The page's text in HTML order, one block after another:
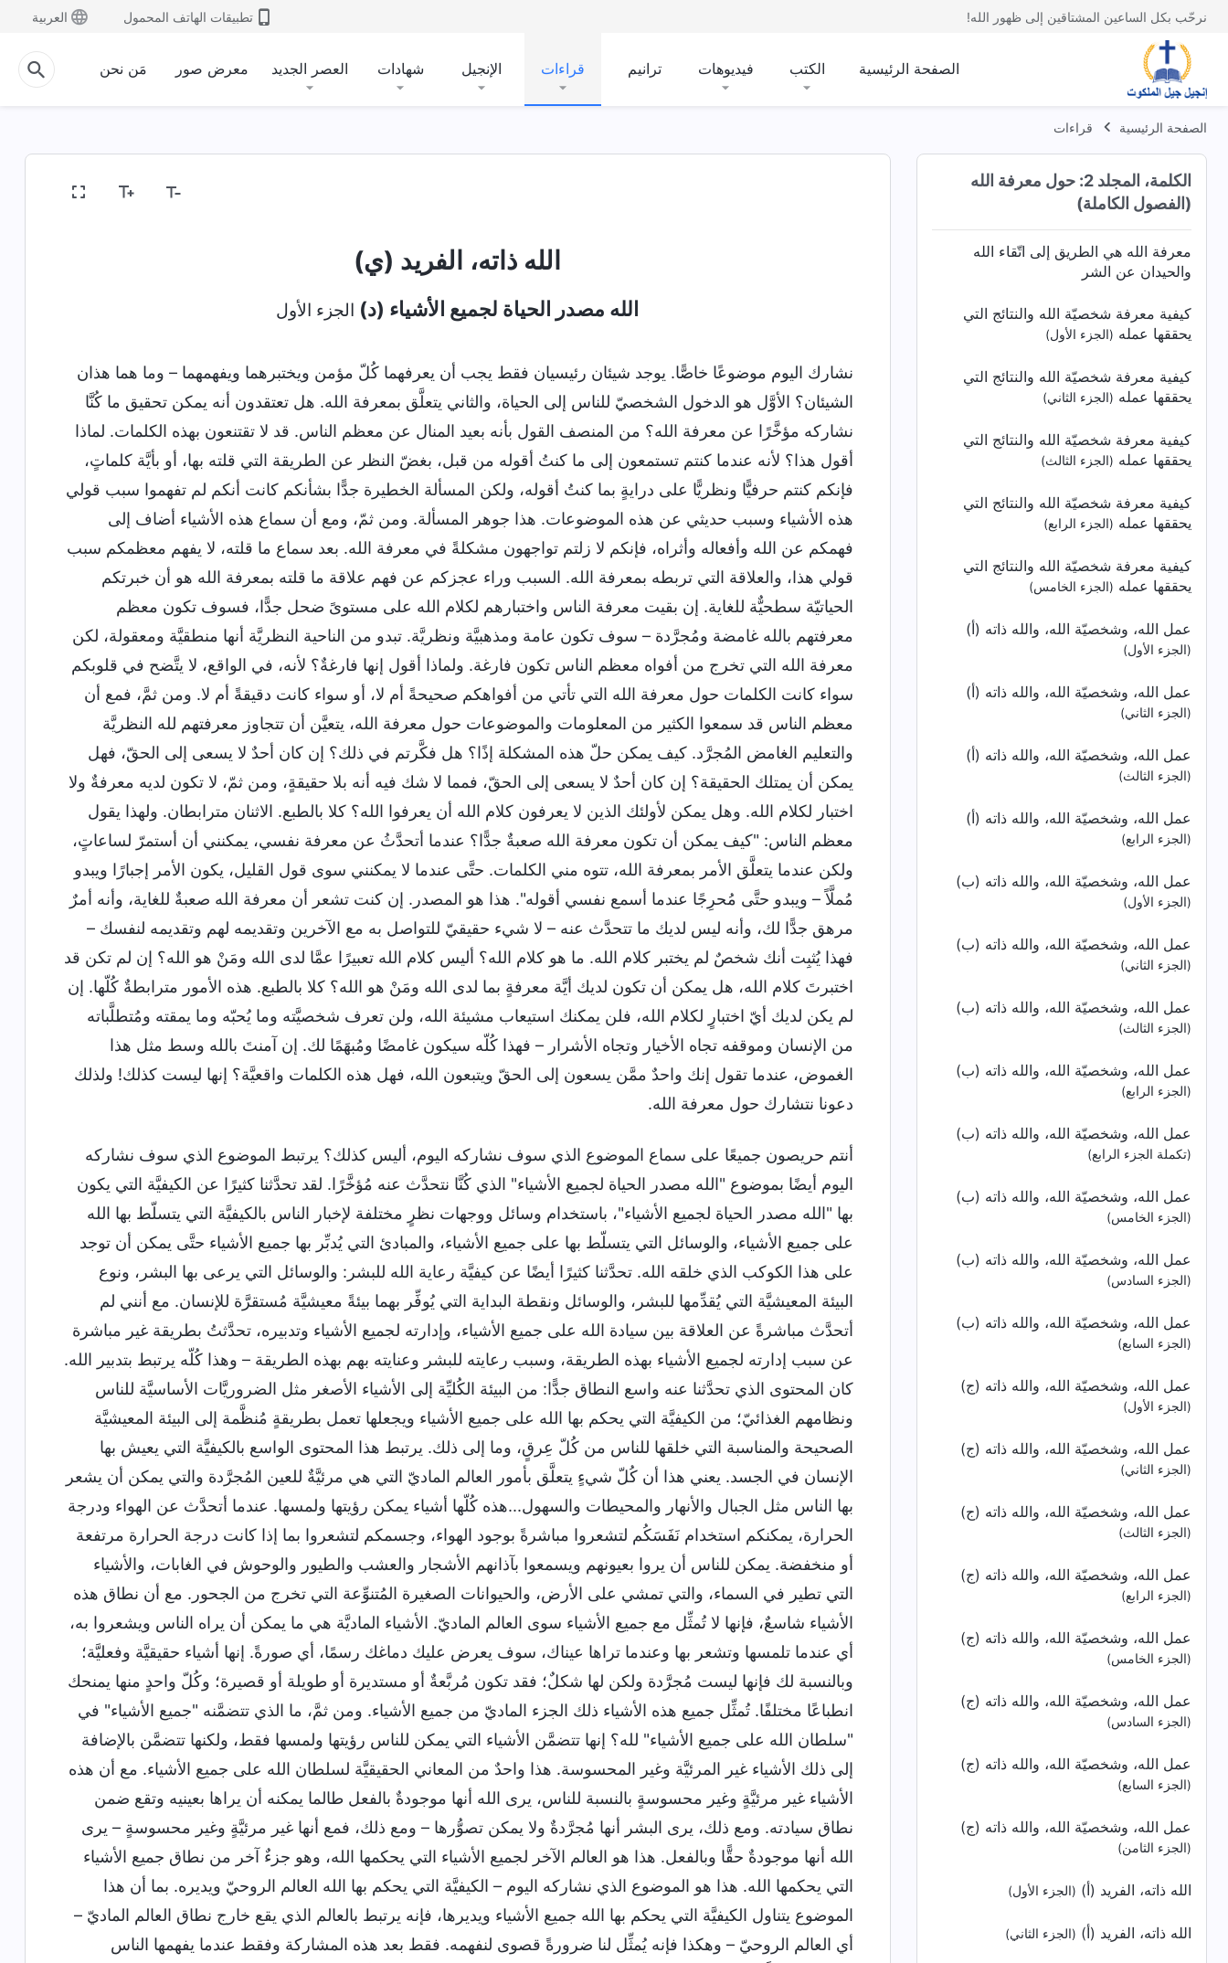
نرحّب بكل الساعين المشتاقين إلى ظهور الله! تطبيقات الهاتف المحمول العربية
الصفحة الرئيسية الكتب فيديوهات ترانيم قراءات الإنجيل شهادات العصر الجديد معرض صور مَن نحن
الصفحة الرئيسية قراءات
الكلمة، المجلد 2: حول معرفة الله
(الفصول الكاملة)
معرفة الله هي الطريق إلى اتّقاء الله
والحيدان عن الشر
كيفية معرفة شخصيّة الله والنتائج التي
يحققها عمله (الجزء الأول)
كيفية معرفة شخصيّة الله والنتائج التي
يحققها عمله (الجزء الثاني)
كيفية معرفة شخصيّة الله والنتائج التي
يحققها عمله (الجزء الثالث)
كيفية معرفة شخصيّة الله والنتائج التي
يحققها عمله (الجزء الرابع)
كيفية معرفة شخصيّة الله والنتائج التي
يحققها عمله (الجزء الخامس)
عمل الله، وشخصيّة الله، والله ذاته (أ)
(الجزء الأول)
عمل الله، وشخصيّة الله، والله ذاته (أ)
(الجزء الثاني)
عمل الله، وشخصيّة الله، والله ذاته (أ)
(الجزء الثالث)
عمل الله، وشخصيّة الله، والله ذاته (أ)
(الجزء الرابع)
عمل الله، وشخصيّة الله، والله ذاته (ب)
(الجزء الأول)
عمل الله، وشخصيّة الله، والله ذاته (ب)
(الجزء الثاني)
عمل الله، وشخصيّة الله، والله ذاته (ب)
(الجزء الثالث)
عمل الله، وشخصيّة الله، والله ذاته (ب)
(الجزء الرابع)
عمل الله، وشخصيّة الله، والله ذاته (ب)
(تكملة الجزء الرابع)
عمل الله، وشخصيّة الله، والله ذاته (ب)
(الجزء الخامس)
عمل الله، وشخصيّة الله، والله ذاته (ب)
(الجزء السادس)
عمل الله، وشخصيّة الله، والله ذاته (ب)
(الجزء السابع)
عمل الله، وشخصيّة الله، والله ذاته (ج)
(الجزء الأول)
عمل الله، وشخصيّة الله، والله ذاته (ج)
(الجزء الثاني)
عمل الله، وشخصيّة الله، والله ذاته (ج)
(الجزء الثالث)
عمل الله، وشخصيّة الله، والله ذاته (ج)
(الجزء الرابع)
عمل الله، وشخصيّة الله، والله ذاته (ج)
(الجزء الخامس)
عمل الله، وشخصيّة الله، والله ذاته (ج)
(الجزء السادس)
عمل الله، وشخصيّة الله، والله ذاته (ج)
(الجزء السابع)
عمل الله، وشخصيّة الله، والله ذاته (ج)
(الجزء الثامن)
الله ذاته، الفريد (أ) (الجزء الأول)
الله ذاته، الفريد (أ) (الجزء الثاني)
الله ذاته، الفريد (ي)
الله مصدر الحياة لجميع الأشياء (د) الجزء الأول
نشارك اليوم موضوعًا خاصًّا. يوجد شيئان رئيسيان فقط يجب أن يعرفهما كُلّ مؤمن ويختبرهما ويفهمهما – وما هما هذان
الشيئان؟ الأوَّل هو الدخول الشخصيّ للناس إلى الحياة، والثاني يتعلَّق بمعرفة الله. هل تعتقدون أنه يمكن تحقيق ما كُنَّا
نشاركه مؤخَّرًا عن معرفة الله؟ من المنصف القول بأنه بعيد المنال عن معظم الناس. قد لا تقتنعون بهذه الكلمات. لماذا
أقول هذا؟ لأنه عندما كنتم تستمعون إلى ما كنتُ أقوله من قبل، بغضّ النظر عن الطريقة التي قلته بها، أو بأيَّة كلماتٍ،
فإنكم كنتم حرفيًّا ونظريًّا على درايةٍ بما كنتُ أقوله، ولكن المسألة الخطيرة جدًّا بشأنكم كانت أنكم لم تفهموا سبب قولي
هذه الأشياء وسبب حديثي عن هذه الموضوعات. هذا جوهر المسألة. ومن ثمّ، ومع أن سماع هذه الأشياء أضاف إلى
فهمكم عن الله وأفعاله وأثراه، فإنكم لا زلتم تواجهون مشكلةً في معرفة الله. بعد سماع ما قلته، لا يفهم معظمكم سبب
قولي هذا، والعلاقة التي تربطه بمعرفة الله. السبب وراء عجزكم عن فهم علاقة ما قلته بمعرفة الله هو أن خبرتكم
الحياتيّة سطحيٌّة للغاية. إن بقيت معرفة الناس واختبارهم لكلام الله على مستوىً ضحل جدًّا، فسوف تكون معظم
معرفتهم بالله غامضة ومُجرَّدة – سوف تكون عامة ومذهبيَّة ونظريَّة. تبدو من الناحية النظريَّة أنها منطقيَّة ومعقولة، لكن
معرفة الله التي تخرج من أفواه معظم الناس تكون فارغة. ولماذا أقول إنها فارغةٌ؟ لأنه، في الواقع، لا يتَّضح في قلوبكم
سواء كانت الكلمات حول معرفة الله التي تأتي من أفواهكم صحيحةً أم لا، أو سواء كانت دقيقةً أم لا. ومن ثمَّ، فمع أن
معظم الناس قد سمعوا الكثير من المعلومات والموضوعات حول معرفة الله، يتعيَّن أن تتجاوز معرفتهم لله النظريَّة
والتعليم الغامض المُجرَّد. كيف يمكن حلّ هذه المشكلة إذًا؟ هل فكَّرتم في ذلك؟ إن كان أحدٌ لا يسعى إلى الحقّ، فهل
يمكن أن يمتلك الحقيقة؟ إن كان أحدٌ لا يسعى إلى الحقّ، فمما لا شك فيه أنه بلا حقيقةٍ، ومن ثمّ، لا تكون لديه معرفةٌ ولا
اختبار لكلام الله. وهل يمكن لأولئك الذين لا يعرفون كلام الله أن يعرفوا الله؟ كلا بالطبع. الاثنان مترابطان. ولهذا يقول
معظم الناس: "كيف يمكن أن تكون معرفة الله صعبةٌ جدًّا؟ عندما أتحدَّثُ عن معرفة نفسي، يمكنني أن أستمرّ لساعاتٍ،
ولكن عندما يتعلَّق الأمر بمعرفة الله، تتوه مني الكلمات. حتَّى عندما لا يمكنني سوى قول القليل، يكون الأمر إجبارًا ويبدو
مُملَّاً – ويبدو حتَّى مُحرِجًا عندما أسمع نفسي أقوله". هذا هو المصدر. إن كنت تشعر أن معرفة الله صعبةٌ للغاية، وأنه أمرٌ
مرهق جدًّا لك، وأنه ليس لديك ما تتحدَّث عنه – لا شيء حقيقيّ للتواصل به مع الآخرين وتقديمه لهم وتقديمه لنفسك –
فهذا يُثبِت أنك شخصٌ لم يختبر كلام الله. ما هو كلام الله؟ أليس كلام الله تعبيرًا عمَّا لدى الله ومَنْ هو الله؟ إن لم تكن قد
اختبرتَ كلام الله، هل يمكن أن تكون لديك أيَّة معرفةٍ بما لدى الله ومَنْ هو الله؟ كلا بالطبع. هذه الأمور مترابطةٌ كُلّها. إن
لم يكن لديك أيّ اختبارٍ لكلام الله، فلن يمكنك استيعاب مشيئة الله، ولن تعرف شخصيَّته وما يُحبّه وما يمقته ومُتطلَّباته
من الإنسان وموقفه تجاه الأخيار وتجاه الأشرار – فهذا كُلّه سيكون غامضًا ومُبهَمًا لك. إن آمنتَ بالله وسط مثل هذا
الغموض، عندما تقول إنك واحدٌ ممَّن يسعون إلى الحقّ ويتبعون الله، فهل هذه الكلمات واقعيَّة؟ إنها ليست كذلك! ولذلك
دعونا نتشارك حول معرفة الله.
أنتم حريصون جميعًا على سماع الموضوع الذي سوف نشاركه اليوم، أليس كذلك؟ يرتبط الموضوع الذي سوف نشاركه
اليوم أيضًا بموضوع "الله مصدر الحياة لجميع الأشياء" الذي كُنَّا نتحدَّث عنه مُؤخَّرًا. لقد تحدَّثنا كثيرًا عن الكيفيَّة التي يكون
بها "الله مصدر الحياة لجميع الأشياء"، باستخدام وسائل ووجهات نظرٍ مختلفة لإخبار الناس بالكيفيَّة التي يتسلّط بها الله
على جميع الأشياء، والوسائل التي يتسلّط بها على جميع الأشياء، والمبادئ التي يُدبِّر بها جميع الأشياء حتَّى يمكن أن توجد
على هذا الكوكب الذي خلقه الله. تحدَّثنا كثيرًا أيضًا عن كيفيَّة رعاية الله للبشر: والوسائل التي يرعى بها البشر، ونوع
البيئة المعيشيَّة التي يُقدِّمها للبشر، والوسائل ونقطة البداية التي يُوفِّر بهما بيئةً معيشيَّة مُستقرَّة للإنسان. مع أنني لم
أتحدَّث مباشرةً عن العلاقة بين سيادة الله على جميع الأشياء، وإدارته لجميع الأشياء وتدبيره، تحدَّثتُ بطريقة غير مباشرة
عن سبب إدارته لجميع الأشياء بهذه الطريقة، وسبب رعايته للبشر وعنايته بهم بهذه الطريقة – وهذا كُلّه يرتبط بتدبير الله.
كان المحتوى الذي تحدَّثنا عنه واسع النطاق جدًّا: من البيئة الكُليِّة إلى الأشياء الأصغر مثل الضروريَّات الأساسيَّة للناس
ونظامهم الغذائيّ؛ من الكيفيَّة التي يحكم بها الله على جميع الأشياء ويجعلها تعمل بطريقةٍ مُنظَّمة إلى البيئة المعيشيَّة
الصحيحة والمناسبة التي خلقها للناس من كُلّ عِرقٍ، وما إلى ذلك. يرتبط هذا المحتوى الواسع بالكيفيَّة التي يعيش بها
الإنسان في الجسد. يعني هذا أن كُلّ شيءٍ يتعلَّق بأمور العالم الماديّ التي هي مرئيَّةٌ للعين المُجرَّدة والتي يمكن أن يشعر
بها الناس مثل الجبال والأنهار والمحيطات والسهول...هذه كُلّها أشياء يمكن رؤيتها ولمسها. عندما أتحدَّث عن الهواء ودرجة
الحرارة، يمكنكم استخدام نَفَسَكُم لتشعروا مباشرةً بوجود الهواء، وجسمكم لتشعروا بما إذا كانت درجة الحرارة مرتفعة
أو منخفضة. يمكن للناس أن يروا بعيونهم ويسمعوا بآذانهم الأشجار والعشب والطيور والوحوش في الغابات، والأشياء
التي تطير في السماء، والتي تمشي على الأرض، والحيوانات الصغيرة المُتنوِّعة التي تخرج من الجحور. مع أن نطاق هذه
الأشياء شاسعٌ، فإنها لا تُمثِّل مع جميع الأشياء سوى العالم الماديّ. الأشياء الماديَّة هي ما يمكن أن يراه الناس ويشعروا به،
أي عندما تلمسها وتشعر بها وعندما تراها عيناك، سوف يعرض عليك دماغك رسمًا، أي صورةً. إنها أشياء حقيقيَّة وفعليَّة؛
وبالنسبة لك فإنها ليست مُجرَّدة ولكن لها شكلٌ؛ فقد تكون مُربَّعةٌ أو مستديرة أو طويلة أو قصيرة؛ وكُلّ واحدٍ منها يمنحك
انطباعًا مختلفًا. تُمثِّل جميع هذه الأشياء ذلك الجزء الماديّ من جميع الأشياء. ومن ثمَّ، ما الذي تتضمَّنه "جميع الأشياء" في
"سلطان الله على جميع الأشياء" لله؟ إنها تتضمَّن الأشياء التي يمكن للناس رؤيتها ولمسها فقط، ولكنها تتضمَّن بالإضافة
إلى ذلك الأشياء غير المرئيَّة وغير المحسوسة. هذا واحدٌ من المعاني الحقيقيَّة لسلطان الله على جميع الأشياء. مع أن هذه
الأشياء غير مرئيَّةٍ وغير محسوسةٍ بالنسبة للناس، يرى الله أنها موجودةٌ بالفعل طالما يمكنه أن يراها بعينيه وتقع ضمن
نطاق سيادته. ومع ذلك، يرى البشر أنها مُجرَّدةٌ ولا يمكن تصوُّرها – ومع ذلك، فمع أنها غير مرئيَّةٍ وغير محسوسةٍ – يرى
الله أنها موجودةٌ حقًّا وبالفعل. هذا هو العالم الآخر لجميع الأشياء التي يحكمها الله، وهو جزءٌ آخر من نطاق جميع الأشياء
التي يحكمها الله. هذا هو الموضوع الذي نشاركه اليوم – الكيفيَّة التي يحكم بها الله العالم الروحيّ ويديره. بما أن هذا
الموضوع يتناول الكيفيَّة التي يحكم بها الله جميع الأشياء ويديرها، فإنه يرتبط بالعالم الذي يقع خارج نطاق العالم الماديّ –
أي العالم الروحيّ – وهكذا فإنه يُمثِّل لنا ضرورةً قصوى لنفهمه. فقط بعد هذه المشاركة وفقط عندما يفهمها الناس